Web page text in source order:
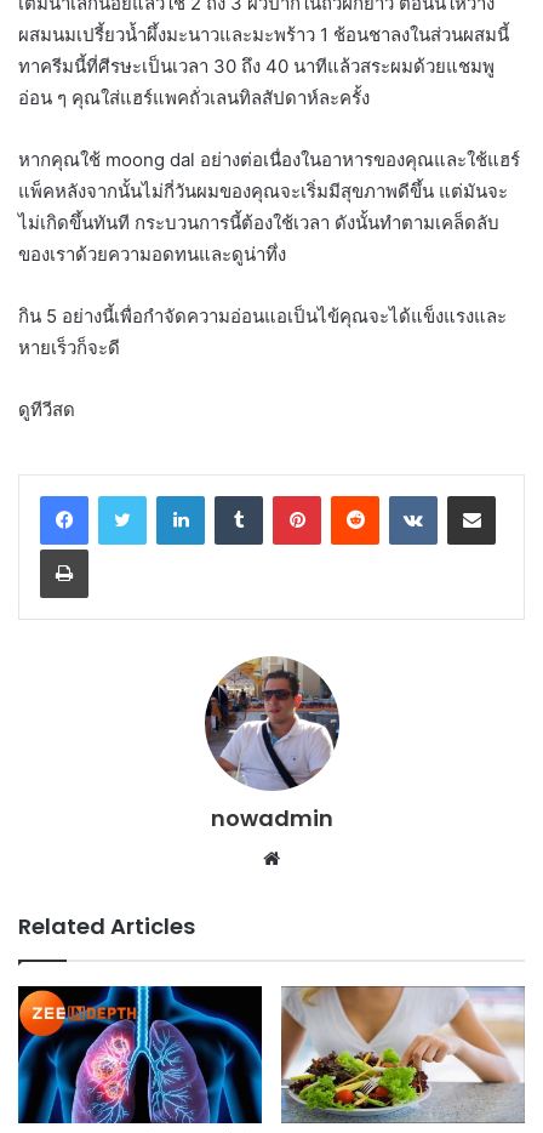
ผสมนมเปรี้ยวน้ำผึ้งมะนาวและมะพร้าว 1 ช้อนชาลงในส่วนผสมนี้
ทาครีมนี้ที่ศีรษะเป็นเวลา 30 ถึง 40 นาทีแล้วสระผมด้วยแชมพู
อ่อน ๆ คุณใส่แฮร์แพคถั่วเลนทิลสัปดาห์ละครั้ง
หากคุณใช้ moong dal อย่างต่อเนื่องในอาหารของคุณและใช้แฮร์
แพ็คหลังจากนั้นไม่กี่วันผมของคุณจะเริ่มมีสุขภาพดีขึ้น แต่มันจะ
ไม่เกิดขึ้นทันที กระบวนการนี้ต้องใช้เวลา ดังนั้นทำตามเคล็ดลับ
ของเราด้วยความอดทนและดูน่าทึ่ง
กิน 5 อย่างนี้เพื่อกำจัดความอ่อนแอเป็นไข้คุณจะได้แข็งแรงและ
หายเร็วก็จะดี
ดูทีวีสด
LinkedInTumblr PinterestReddit VKontakteShare via Email
Print
nowadmin
Website
Related Articles